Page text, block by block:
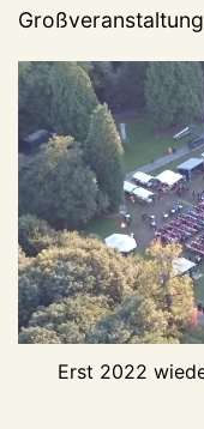
Erst 2022